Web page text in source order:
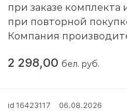
при заказе комплекта
при повторной
Компания
2 298,00 бел. руб.
id 16423117 06.08.2026